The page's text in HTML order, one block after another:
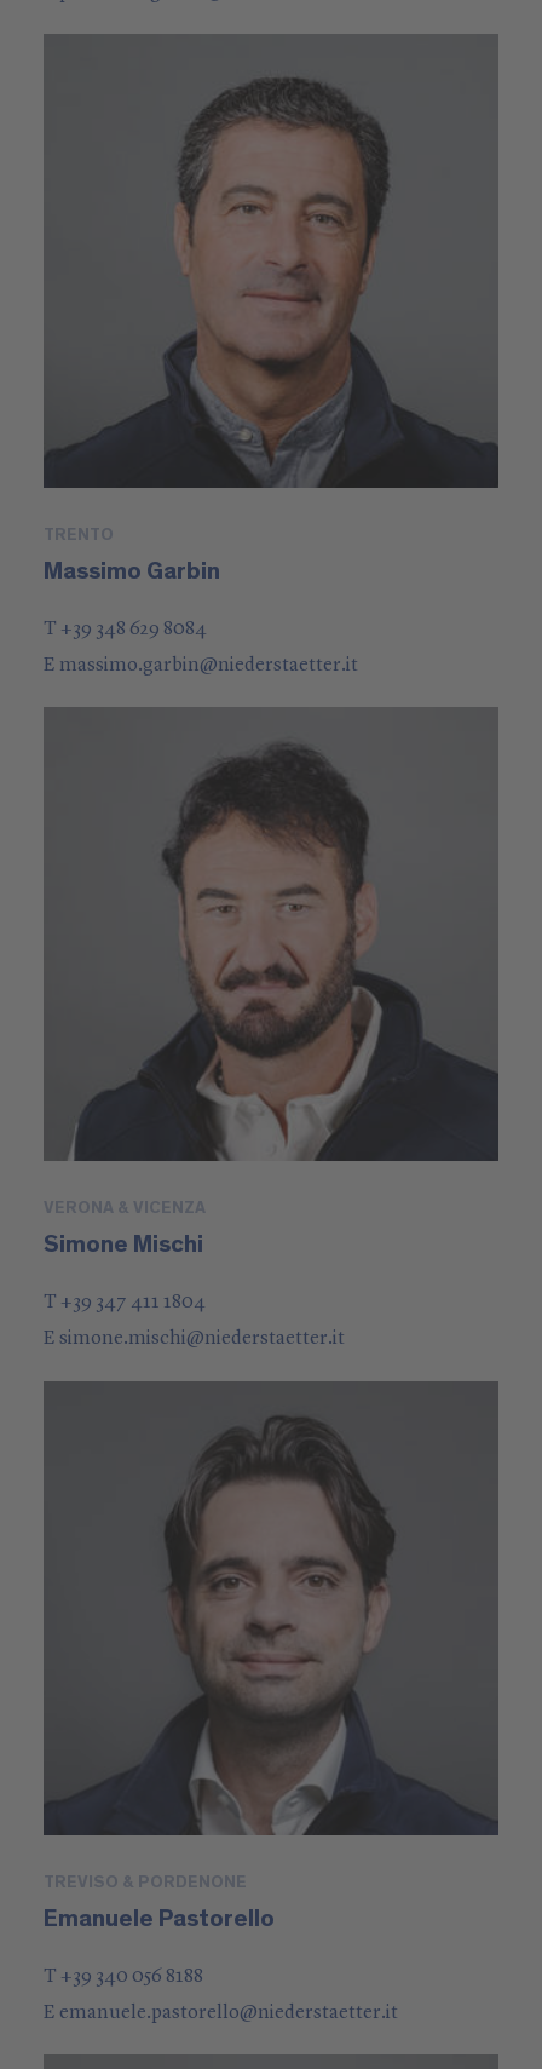
TRENTO
Massimo Garbin
T +39 348 629 8084
E massimo.garbin@niederstaetter.it
VERONA & VICENZA
Simone Mischi
T +39 347 411 1804
Esimone.mischi@niederstaetter.it
TREVISO & PORDENONE
Emanuele Pastorello
T +39 340 056 8188
E emanuele.pastorello@niederstaetter.it